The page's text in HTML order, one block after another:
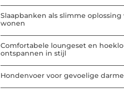
Slaapbanken als slimme
wonen
Comfortabele loungeset en
ontspannen in stijl
Hondenvoer voor gevoelige